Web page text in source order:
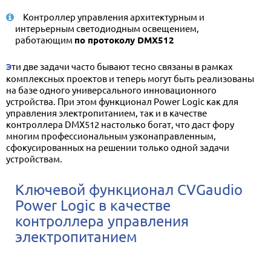
Контроллер управления архитектурным и
интерьерным светодиодным освещением,
работающим по протоколу DMX512
Эти две задачи часто бывают тесно связаны в рамках
комплексных проектов и теперь могут быть реализованы
на базе одного универсального инновационного
устройства. При этом функционал Power Logic как для
управления электропитанием, так и в качестве
контроллера DMX512 настолько богат, что даст фору
многим профессиональным узконаправленным,
сфокусированных на решении только одной задачи
устройствам.
Ключевой функционал CVGaudio
Power Logic в качестве
контроллера управления
электропитанием